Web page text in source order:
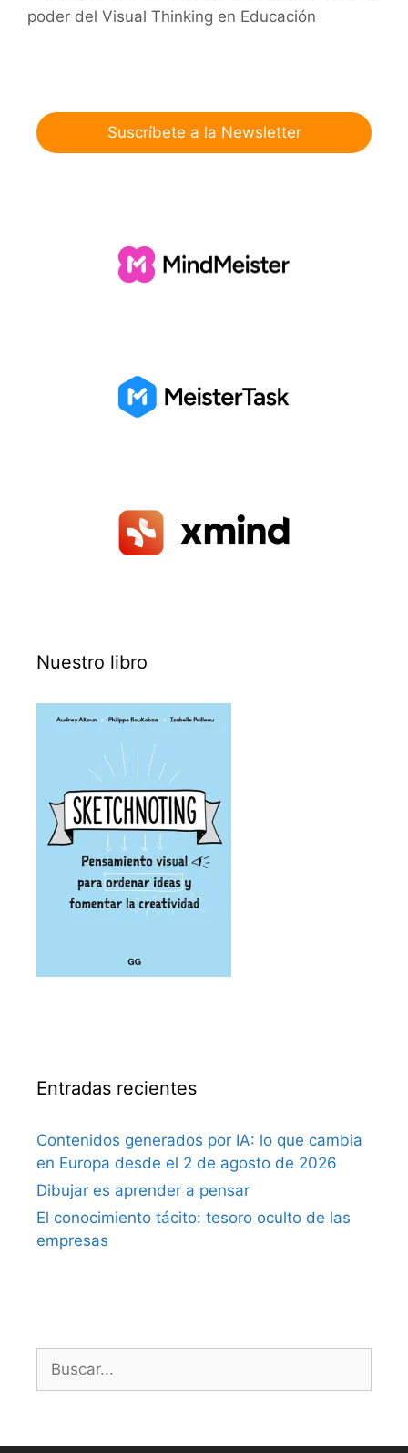
poder del Visual Thinking en Educación
Suscríbete a la Newsletter
Nuestro libro
Entradas recientes
Contenidos generados por IA: lo que cambia
en Europa desde el 2 de agosto de 2026
Dibujar es aprender a pensar
El conocimiento tácito: tesoro oculto de las
empresas
Buscar: